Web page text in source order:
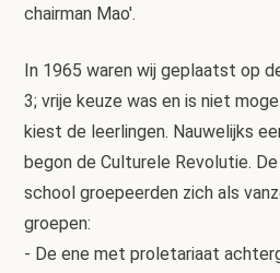
chairman Mao'.
In 1965 waren wij geplaatst op
3; vrije keuze was en is niet
kiest de leerlingen. Nauwelijks
begon de Culturele Revolutie.
school groepeerden zich als
groepen:
- De ene met proletariaat